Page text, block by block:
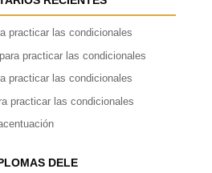
practicar las condicionales
practicar las condicionales
practicar las condicionales
practicar las condicionales
DELE